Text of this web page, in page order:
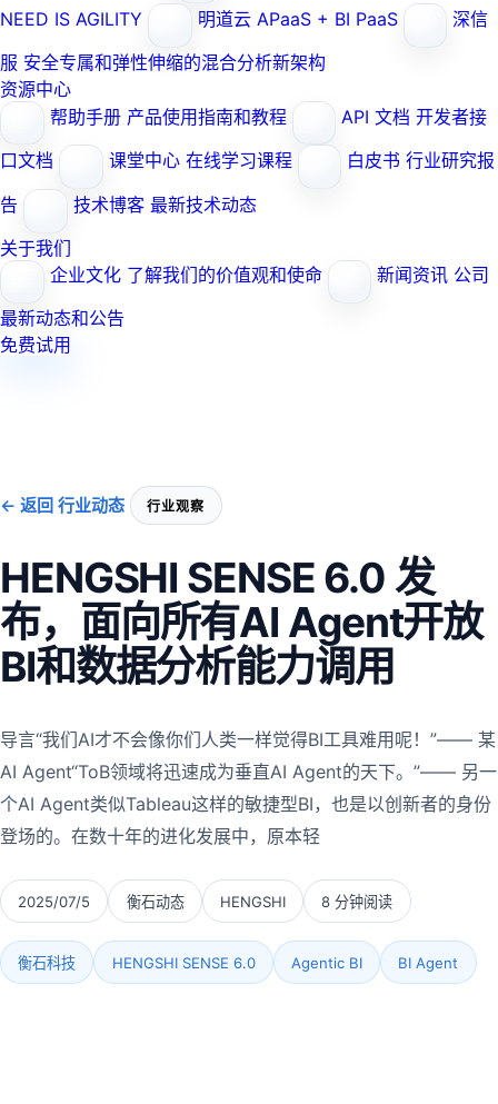
NEED IS AGILITY
明道云 APaaS + BI PaaS
深信
服 安全专属和弹性伸缩的混合分析新架构
资源中心
帮助手册 产品使用指南和教程 API 文档 开发者接
口文档
课堂中心 在线学习课程 白皮书 行业研究报
告
技术博客 最新技术动态
关于我们
企业文化 了解我们的价值观和使命 新闻资讯 公司
最新动态和公告
免费试用
← 返回 行业动态 行业观察
HENGSHI SENSE 6.0 发
布，面向所有AI Agent开放
BI和数据分析能力调用
导言“我们AI才不会像你们人类一样觉得BI工具难用呢！”—— 某
AI Agent“ToB领域将迅速成为垂直AI Agent的天下。”—— 另一
个AI Agent类似Tableau这样的敏捷型BI，也是以创新者的身份
登场的。在数十年的进化发展中，原本轻
2025/07/5 衡石动态 HENGSHI 8 分钟阅读
衡石科技 HENGSHI SENSE 6.0 Agentic BI BI Agent